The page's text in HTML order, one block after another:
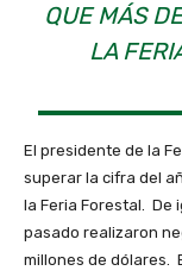
QUE MÁS
LA
El presidente de la
superar la cifra del
la Feria Forestal. De
pasado realizaron
millones de dólares.